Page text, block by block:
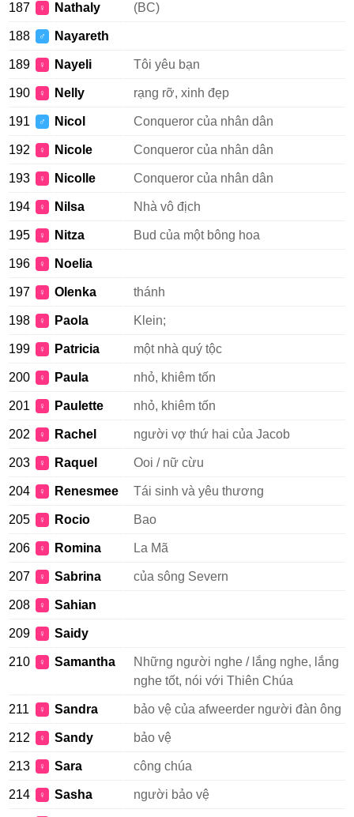
187 ♀ Nathaly (BC)
188 ♂ Nayareth
189 ♀ Nayeli Tôi yêu bạn
190 ♀ Nelly rạng rỡ, xinh đẹp
191 ♂ Nicol Conqueror của nhân dân
192 ♀ Nicole Conqueror của nhân dân
193 ♀ Nicolle Conqueror của nhân dân
194 ♀ Nilsa Nhà vô địch
195 ♀ Nitza Bud của một bông hoa
196 ♀ Noelia
197 ♀ Olenka thánh
198 ♀ Paola Klein;
199 ♀ Patricia một nhà quý tộc
200 ♀ Paula nhỏ, khiêm tốn
201 ♀ Paulette nhỏ, khiêm tốn
202 ♀ Rachel người vợ thứ hai của Jacob
203 ♀ Raquel Ooi / nữ cừu
204 ♀ Renesmee Tái sinh và yêu thương
205 ♀ Rocio Bao
206 ♀ Romina La Mã
207 ♀ Sabrina của sông Severn
208 ♀ Sahian
209 ♀ Saidy
210 ♀ Samantha
Những người nghe / lắng nghe, lắng
nghe tốt, nói với Thiên Chúa
211 ♀ Sandra bảo vệ của afweerder người đàn ông
212 ♀ Sandy bảo vệ
213 ♀ Sara công chúa
214 ♀ Sasha người bảo vệ